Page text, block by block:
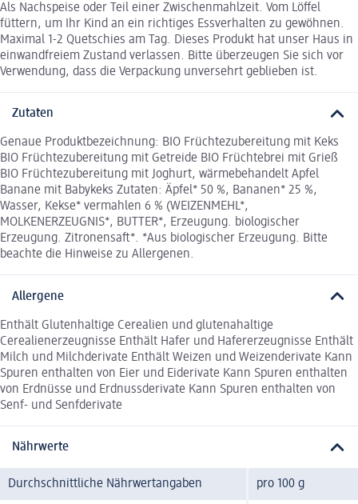
Als Nachspeise oder Teil einer Zwischenmahlzeit. Vom Löffel
füttern, um Ihr Kind an ein richtiges Essverhalten zu gewöhnen.
Maximal 1-2 Quetschies am Tag. Dieses Produkt hat unser Haus in
einwandfreiem Zustand verlassen. Bitte überzeugen Sie sich vor
Verwendung, dass die Verpackung unversehrt geblieben ist.
Zutaten
Genaue Produktbezeichnung: BIO Früchtezubereitung mit Keks
BIO Früchtezubereitung mit Getreide BIO Früchtebrei mit Grieß
BIO Früchtezubereitung mit Joghurt, wärmebehandelt Apfel
Banane mit Babykeks Zutaten: Äpfel* 50 %, Bananen* 25 %,
Wasser, Kekse* vermahlen 6 % (WEIZENMEHL*,
MOLKENERZEUGNIS*, BUTTER*, Erzeugung. biologischer
Erzeugung. Zitronensaft*. *Aus biologischer Erzeugung. Bitte
beachte die Hinweise zu Allergenen.
Allergene
Enthält Glutenhaltige Cerealien und glutenahaltige
Cerealienerzeugnisse Enthält Hafer und Hafererzeugnisse Enthält
Milch und Milchderivate Enthält Weizen und Weizenderivate Kann
Spuren enthalten von Eier und Eiderivate Kann Spuren enthalten
von Erdnüsse und Erdnussderivate Kann Spuren enthalten von
Senf- und Senfderivate
Nährwerte
Durchschnittliche Nährwertangaben pro 100 g